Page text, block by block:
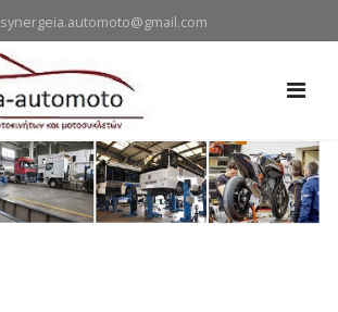
synergeia.automoto@gmail.com